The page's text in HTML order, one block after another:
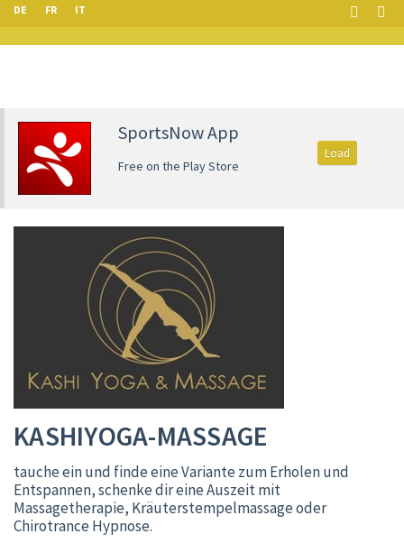
DE FR IT
SportsNow App
Free on the Play Store
Load
KASHIYOGA-MASSAGE
tauche ein und finde eine Variante zum Erholen und
Entspannen, schenke dir eine Auszeit mit
Massagetherapie, Kräuterstempelmassage oder
Chirotrance Hypnose.